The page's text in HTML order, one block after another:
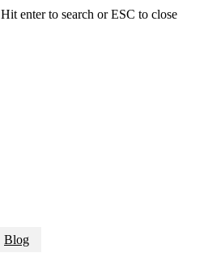
Hit enter to search or ESC to close
Blog